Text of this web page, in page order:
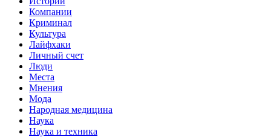
Компании
Криминал
Культура
Лайфхаки
Личный счет
Люди
Места
Мнения
Мода
Народная медицина
Наука
Наука и техника